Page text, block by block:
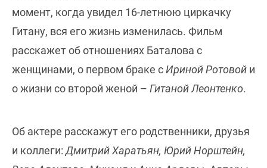
момент, когда увидел 16-летнюю циркачку
Гитану, вся его жизнь изменилась. Фильм
расскажет об отношениях Баталова с
женщинами, о первом браке сИриной Ротовой и
о жизни со второй женой – Гитаной Леонтенко.
Об актере расскажут его родственники, друзья
и коллеги: Дмитрий Харатьян, Юрий Норштейн,